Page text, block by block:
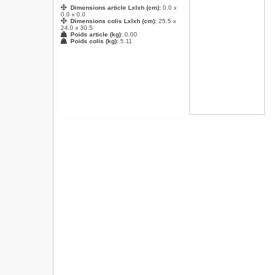
Dimensions article Lxlxh (cm): 0.0 x
0.0 x 0.0
Dimensions colis Lxlxh (cm): 25.5 x
24.0 x 30.5
Poids article (kg): 0.00
Poids colis (kg): 5.11